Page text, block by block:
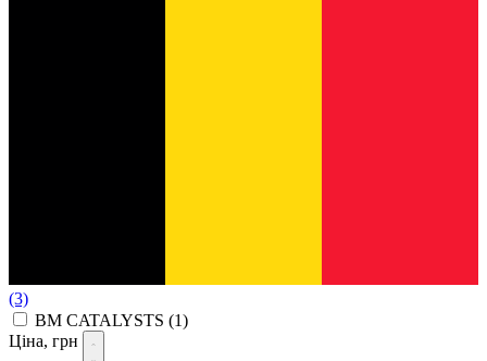
(3)
BM CATALYSTS (1)
Ціна, грн